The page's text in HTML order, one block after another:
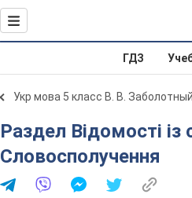
ГДЗ
Укр мова 5 класс В. В.
Раздел Відомості із синтаксису і пунктуації. § 47.
Словосполучення